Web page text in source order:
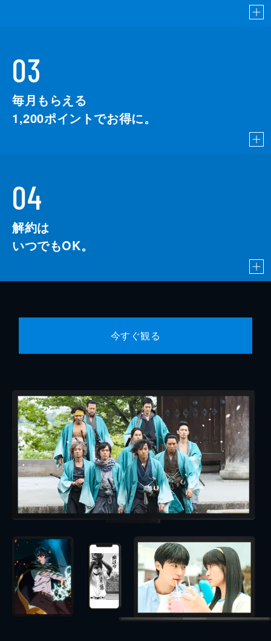
03
毎月もらえる
1,200ポイントでお得に。
04
解約は
いつでもOK。
今すぐ観る